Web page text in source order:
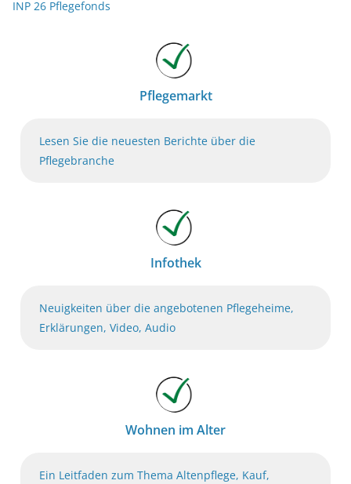
INP 26 Pflegefonds
Pflegemarkt
Lesen Sie die neuesten Berichte über die
Pflegebranche
Infothek
Neuigkeiten über die angebotenen Pflegeheime,
Erklärungen, Video, Audio
Wohnen im Alter
Ein Leitfaden zum Thema Altenpflege, Kauf,